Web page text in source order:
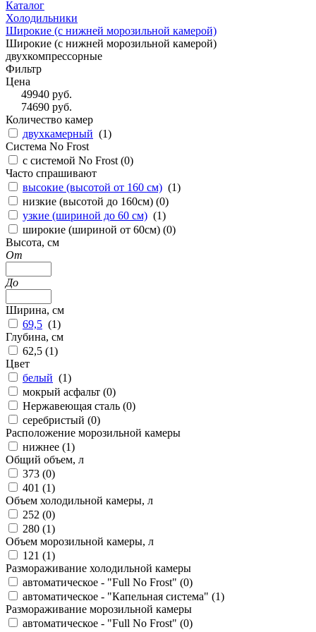
Каталог
Холодильники
Широкие (с нижней морозильной камерой)
Широкие (с нижней морозильной камерой)
двухкомпрессорные
Фильтр
Цена
49940руб.
74690руб.
Количество камер
двухкамерный (1)
Система No Frost
с системой No Frost (0)
Часто спрашивают
высокие (высотой от 160 см) (1)
низкие (высотой до 160см) (0)
узкие (шириной до 60 см) (1)
широкие (шириной от 60см) (0)
Высота, см
От
До
Ширина, см
69,5 (1)
Глубина, см
62,5 (1)
Цвет
белый (1)
мокрый асфальт (0)
Нержавеющая сталь (0)
серебристый (0)
Расположение морозильной камеры
нижнее (1)
Общий объем, л
373 (0)
401 (1)
Объем холодильной камеры, л
252 (0)
280 (1)
Объем морозильной камеры, л
121 (1)
Размораживание холодильной камеры
автоматическое - "Full No Frost" (0)
автоматическое - "Капельная система" (1)
Размораживание морозильной камеры
автоматическое - "Full No Frost" (0)